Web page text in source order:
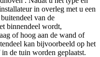
in overleg met u een
van de
binnendeel wordt,
of hoog aan de wand of
kan bijvoorbeeld op het
de tuin worden geplaatst.